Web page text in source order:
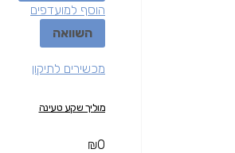
הוסף למועדפים
השוואה
מכשירים לתיקון
מוליך שקע טעינה
₪0